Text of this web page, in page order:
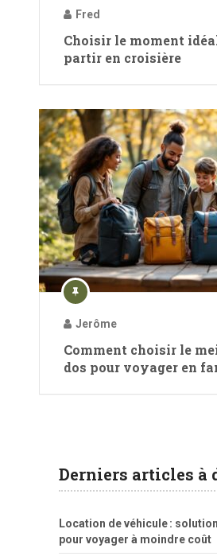
Fred
Choisir le moment
partir en croisière
Jerôme
Comment choisir le
dos pour voyager en
Derniers articles à
Location de véhicule :
pour voyager à moindre coût